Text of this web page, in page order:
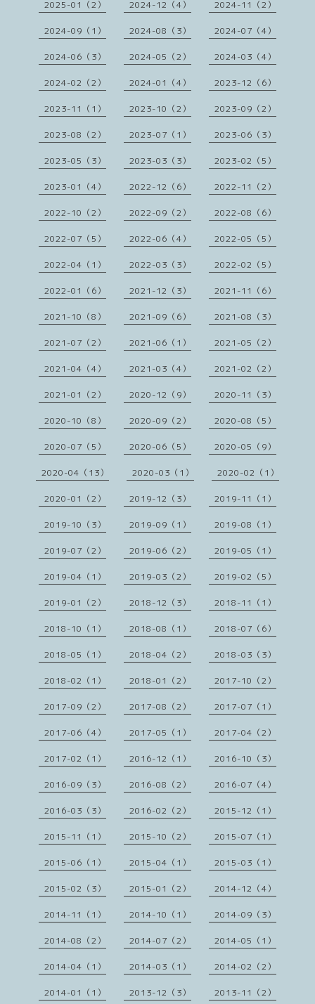
2025-01（2） 2024-12（4） 2024-11（2）
2024-09（1） 2024-08（3） 2024-07（4）
2024-06（3） 2024-05（2） 2024-03（4）
2024-02（2） 2024-01（4） 2023-12（6）
2023-11（1） 2023-10（2） 2023-09（2）
2023-08（2） 2023-07（1） 2023-06（3）
2023-05（3） 2023-03（3） 2023-02（5）
2023-01（4） 2022-12（6） 2022-11（2）
2022-10（2） 2022-09（2） 2022-08（6）
2022-07（5） 2022-06（4） 2022-05（5）
2022-04（1） 2022-03（3） 2022-02（5）
2022-01（6） 2021-12（3） 2021-11（6）
2021-10（8） 2021-09（6） 2021-08（3）
2021-07（2） 2021-06（1） 2021-05（2）
2021-04（4） 2021-03（4） 2021-02（2）
2021-01（2） 2020-12（9） 2020-11（3）
2020-10（8） 2020-09（2） 2020-08（5）
2020-07（5） 2020-06（5） 2020-05（9）
2020-04（13） 2020-03（1） 2020-02（1）
2020-01（2） 2019-12（3） 2019-11（1）
2019-10（3） 2019-09（1） 2019-08（1）
2019-07（2） 2019-06（2） 2019-05（1）
2019-04（1） 2019-03（2） 2019-02（5）
2019-01（2） 2018-12（3） 2018-11（1）
2018-10（1） 2018-08（1） 2018-07（6）
2018-05（1） 2018-04（2） 2018-03（3）
2018-02（1） 2018-01（2） 2017-10（2）
2017-09（2） 2017-08（2） 2017-07（1）
2017-06（4） 2017-05（1） 2017-04（2）
2017-02（1） 2016-12（1） 2016-10（3）
2016-09（3） 2016-08（2） 2016-07（4）
2016-03（3） 2016-02（2） 2015-12（1）
2015-11（1） 2015-10（2） 2015-07（1）
2015-06（1） 2015-04（1） 2015-03（1）
2015-02（3） 2015-01（2） 2014-12（4）
2014-11（1） 2014-10（1） 2014-09（3）
2014-08（2） 2014-07（2） 2014-05（1）
2014-04（1） 2014-03（1） 2014-02（2）
2014-01（1） 2013-12（3） 2013-11（2）